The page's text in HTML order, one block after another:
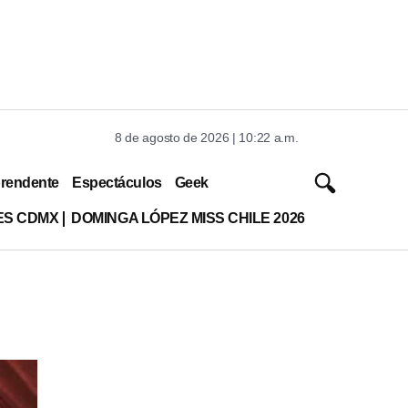
8 de agosto de 2026 | 10:22 a.m.
Espectáculos Geek
CDMX DOMINGA LÓPEZ MISS CHILE 2026